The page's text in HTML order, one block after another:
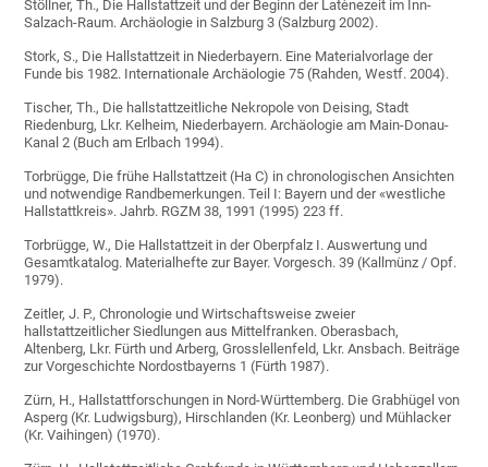
Stöllner, Th., Die Hallstattzeit und der Beginn der Latènezeit im Inn-
Salzach-Raum. Archäologie in Salzburg 3 (Salzburg 2002).
Stork, S., Die Hallstattzeit in Niederbayern. Eine Materialvorlage der
Funde bis 1982. Internationale Archäologie 75 (Rahden, Westf. 2004).
Tischer, Th., Die hallstattzeitliche Nekropole von Deising, Stadt
Riedenburg, Lkr. Kelheim, Niederbayern. Archäologie am Main-Donau-
Kanal 2 (Buch am Erlbach 1994).
Torbrügge, Die frühe Hallstattzeit (Ha C) in chronologischen Ansichten
und notwendige Randbemerkungen. Teil I: Bayern und der «westliche
Hallstattkreis». Jahrb. RGZM 38, 1991 (1995) 223 ff.
Torbrügge, W., Die Hallstattzeit in der Oberpfalz I. Auswertung und
Gesamtkatalog. Materialhefte zur Bayer. Vorgesch. 39 (Kallmünz / Opf.
1979).
Zeitler, J. P., Chronologie und Wirtschaftsweise zweier
hallstattzeitlicher Siedlungen aus Mittelfranken. Oberasbach,
Altenberg, Lkr. Fürth und Arberg, Grosslellenfeld, Lkr. Ansbach. Beiträge
zur Vorgeschichte Nordostbayerns 1 (Fürth 1987).
Zürn, H., Hallstattforschungen in Nord-Württemberg. Die Grabhügel von
Asperg (Kr. Ludwigsburg), Hirschlanden (Kr. Leonberg) und Mühlacker
(Kr. Vaihingen) (1970).